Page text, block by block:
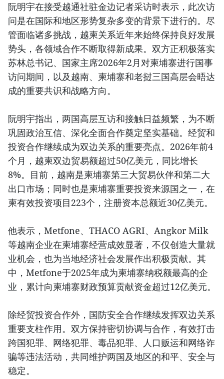
阮明宇在接受越通社驻金边记者采访时表示，此次访
问是在国际和地区形势复杂多变的背景下进行的。尽
管面临诸多挑战，越柬关系近年来始终保持良好发展
势头，各领域合作不断取得新成果。双方正积极落实
苏林总书记、国家主席2026年2月对柬埔寨进行国事
访问期间，以及越南、柬埔寨和老挝三国高层会晤达
成的重要共识和战略方向。
阮明宇指出，两国高层互访和接触日益频繁，为不断
巩固政治互信、深化全面合作奠定坚实基础。经贸和
投资合作继续成为双边关系的重要亮点。2026年前4
个月，越柬双边贸易额超过50亿美元，同比增长
8%。目前，越南是柬埔寨第三大贸易伙伴和第二大
出口市场；同时也是柬埔寨重要投资来源国之一，在
柬有效投资项目223个，注册资本总额近30亿美元。
他表示，Metfone、THACO AGRI、Angkor Milk
等越南企业在柬埔寨经营成效显著，不仅创造大量就
业机会，也为当地经济社会发展作出积极贡献。其
中，Metfone于2025年成为柬埔寨纳税额最高的企
业，累计向柬埔寨财政预算贡献资金超过12亿美元。
除经贸投资合作外，国防安全合作继续发挥双边关系
重要支柱作用。双方保持密切协调与合作，有效打击
跨国犯罪、网络犯罪、毒品犯罪、人口贩运和网络诈
骗等违法活动，共同维护两国及地区的和平、安全与
稳定。